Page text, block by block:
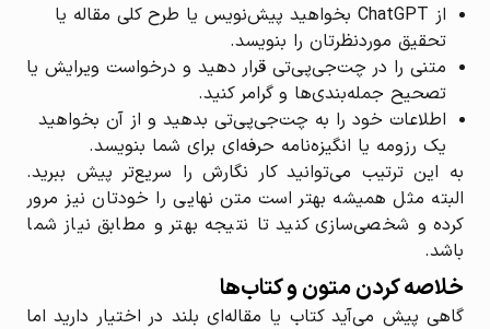
از ChatGPT بخواهید پیش‌نویس یا طرح کلی مقاله یا
تحقیق موردنظرتان را بنویسد.
متنی را در چت‌جی‌پی‌تی قرار دهید و درخواست ویرایش یا
تصحیح جمله‌بندی‌ها و گرامر کنید.
اطلاعات خود را به چت‌جی‌پی‌تی بدهید و از آن بخواهید
یک رزومه یا انگیزه‌نامه حرفه‌ای برای شما بنویسد.
به این ترتیب می‌توانید کار نگارش را سریع‌تر پیش ببرید.
البته مثل همیشه بهتر است متن نهایی را خودتان نیز مرور
کرده و شخصی‌سازی کنید تا نتیجه بهتر و مطابق نیاز شما
باشد.
خلاصه کردن متون و کتاب‌ها
گاهی پیش می‌آید کتاب یا مقاله‌ای بلند در اختیار دارید اما